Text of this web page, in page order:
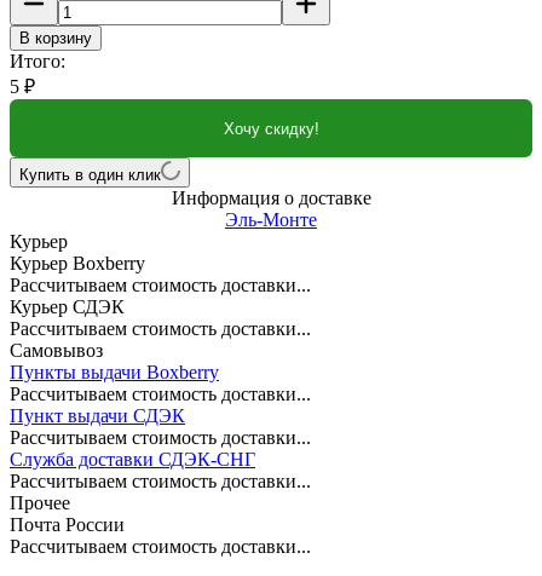
В корзину
Итого:
5 ₽
Хочу скидку!
Купить в один клик
Информация о доставке
Эль-Монте
Курьер
Курьер Boxberry
Рассчитываем стоимость доставки...
Курьер СДЭК
Рассчитываем стоимость доставки...
Самовывоз
Пункты выдачи Boxberry
Рассчитываем стоимость доставки...
Пункт выдачи СДЭК
Рассчитываем стоимость доставки...
Служба доставки СДЭК-СНГ
Рассчитываем стоимость доставки...
Прочее
Почта России
Рассчитываем стоимость доставки...